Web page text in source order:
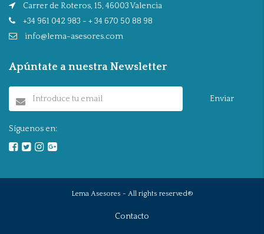
Carrer de Roteros, 15, 46003 Valencia
+34 961 042 983 - + 34 670 50 88 98
info@lema-asesores.com
Apúntate a nuestra Newsletter
Enviar
Síguenos en:
Lema Asesores - All rights reserved®
Contacto